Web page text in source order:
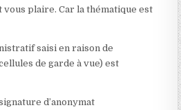
plaire. Car la thématique est
saisi en raison de
de garde à vue) est
d’anonymat